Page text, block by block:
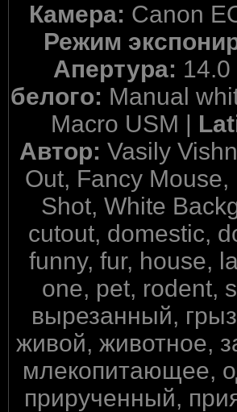
Камера: Canon
Режим
Апертура: 14.0
белого: Manual
Macro USM |
Автор: Vasily
Out, Fancy
Shot, White
cutout, domestic,
funny, fur, house,
one, pet, rodent,
вырезанный,
живой, животное,
млекопитающее,
прирученный,